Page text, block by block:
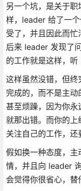
另一个坑，是关于
样，leader 给了一
受了，并且因此而忙
后来 leader 发现了
的工作就是这样，听
这样虽然没错，但
完成的，而不是主动
甚至烦躁，因为你
就那出错。而你的
关注自己的工作，还
假如换一种态度，
情，并且向 leader
会觉得你很省心，替